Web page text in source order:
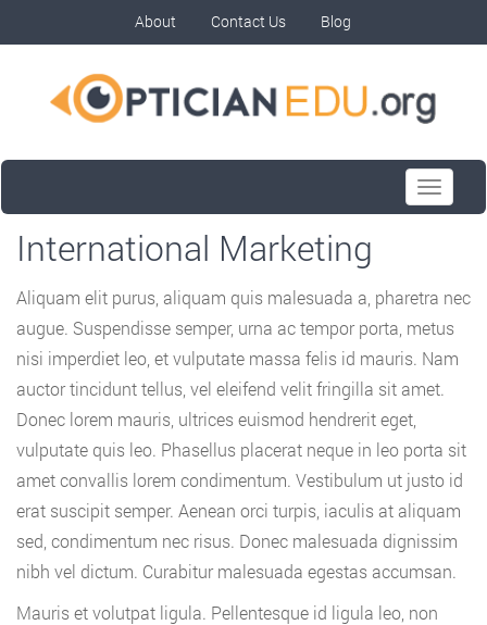
About Contact Us Blog
Toggle
International Marketing
Aliquam elit purus, aliquam quis malesuada a, pharetra nec
augue. Suspendisse semper, urna ac tempor porta, metus
nisi imperdiet leo, et vulputate massa felis id mauris. Nam
auctor tincidunt tellus, vel eleifend velit fringilla sit amet.
Donec lorem mauris, ultrices euismod hendrerit eget,
vulputate quis leo. Phasellus placerat neque in leo porta sit
amet convallis lorem condimentum. Vestibulum ut justo id
erat suscipit semper. Aenean orci turpis, iaculis at aliquam
sed, condimentum nec risus. Donec malesuada dignissim
nibh vel dictum. Curabitur malesuada egestas accumsan.
Mauris et volutpat ligula. Pellentesque id ligula leo, non